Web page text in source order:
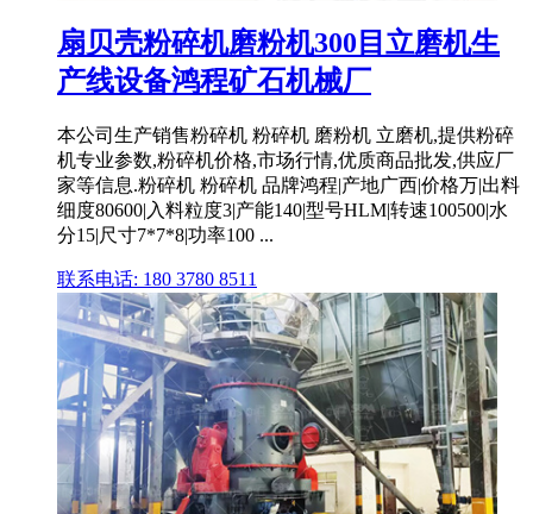
扇贝壳粉碎机磨粉机300目立磨机生
产线设备鸿程矿石机械厂
本公司生产销售粉碎机 粉碎机 磨粉机 立磨机,提供粉碎
机专业参数,粉碎机价格,市场行情,优质商品批发,供应厂
家等信息.粉碎机 粉碎机 品牌鸿程|产地广西|价格万|出料
细度80600|入料粒度3|产能140|型号HLM|转速100500|水
分15|尺寸7*7*8|功率100 ...
联系电话: 180 3780 8511